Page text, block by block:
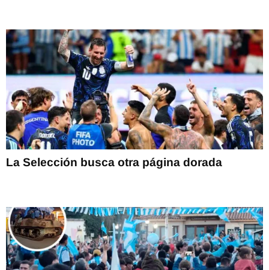
La Selección busca otra página dorada